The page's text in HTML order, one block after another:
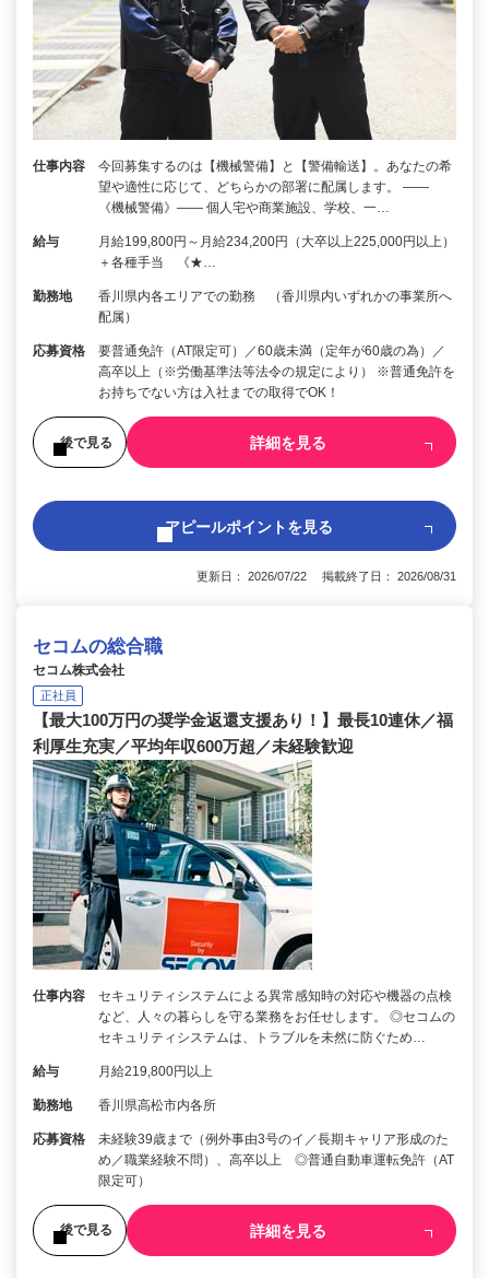
仕事内容
今回募集するのは【機械警備】と【警備輸送】。あなたの希
望や適性に応じて、どちらかの部署に配属します。 ――
《機械警備》―― 個人宅や商業施設、学校、一…
給与
月給199,800円～月給234,200円（大卒以上225,000円以上）
＋各種手当 《★…
勤務地
香川県内各エリアでの勤務 （香川県内いずれかの事業所へ
配属）
応募資格
要普通免許（AT限定可）／60歳未満（定年が60歳の為）／
高卒以上（※労働基準法等法令の規定により） ※普通免許を
お持ちでない方は入社までの取得でOK！
後で見る 詳細を見る
アピールポイントを見る
更新日： 2026/07/22 掲載終了日： 2026/08/31
セコムの総合職
セコム株式会社
正社員
【最大100万円の奨学金返還支援あり！】最長10連休／福
利厚生充実／平均年収600万超／未経験歓迎
仕事内容
セキュリティシステムによる異常感知時の対応や機器の点検
など、人々の暮らしを守る業務をお任せします。 ◎セコムの
セキュリティシステムは、トラブルを未然に防ぐため…
給与 月給219,800円以上
勤務地 香川県高松市内各所
応募資格
未経験39歳まで（例外事由3号のイ／長期キャリア形成のた
め／職業経験不問）、高卒以上 ◎普通自動車運転免許（AT
限定可）
後で見る 詳細を見る